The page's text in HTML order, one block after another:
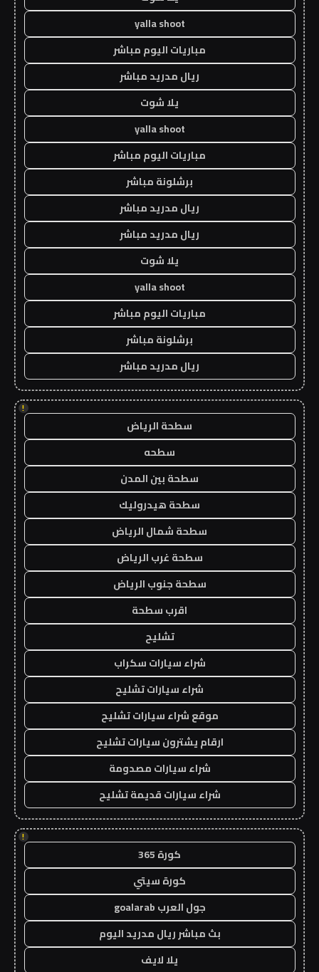
yalla shoot
مباريات اليوم مباشر
ريال مدريد مباشر
يلا شوت
yalla shoot
مباريات اليوم مباشر
برشلونة مباشر
ريال مدريد مباشر
ريال مدريد مباشر
يلا شوت
yalla shoot
مباريات اليوم مباشر
برشلونة مباشر
ريال مدريد مباشر
!
سطحة الرياض
سطحه
سطحة بين المدن
سطحة هيدروليك
سطحة شمال الرياض
سطحة غرب الرياض
سطحة جنوب الرياض
اقرب سطحة
تشليح
شراء سيارات سكراب
شراء سيارات تشليح
موقع شراء سيارات تشليح
ارقام يشترون سيارات تشليح
شراء سيارات مصدومة
شراء سيارات قديمة تشليح
!
كورة 365
كورة سيتي
جول العرب goalarab
بث مباشر ريال مدريد اليوم
يلا لايف